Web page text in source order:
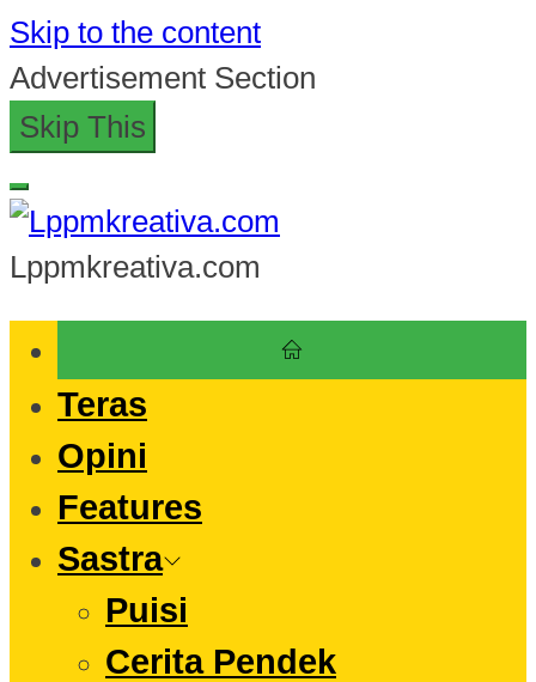
Skip to the content
Advertisement Section
Skip This
Lppmkreativa.com
Teras
Opini
Features
Sastra
Puisi
Cerita Pendek